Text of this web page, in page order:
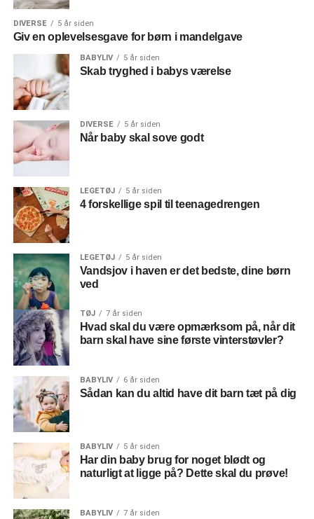
efterligne sine kære i sine lege. Det er nemlig en stor del
af det at udvikle sociale kompetencer og
rolleopmærksomhed. Den slags kan du hjælpe på vej ved
at lege med eller i hvert fald sætte løse rammer for deres
leg. Som oftest er det mere end nok bare at lege med, hvis
de selv henvender sig til dig. Du kan dog også sætte
rammen for deres leg ved at give dem spændende legetøj
såsom et legekøkken eller plastikværktøj.
DIVERSE 5 år siden
Giv en oplevelsesgave for børn i mandelgave
BABYLIV 5 år siden
Skab tryghed i babys værelse
DIVERSE 5 år siden
Når baby skal sove godt
LEGETØJ 5 år siden
4 forskellige spil til teenagedrengen
LEGETØJ 5 år siden
Vandsjov i haven er det bedste, dine børn
ved
TØJ 7 år siden
Hvad skal du være opmærksom på, når dit
barn skal have sine første vinterstøvler?
BABYLIV 6 år siden
Sådan kan du altid have dit barn tæt på dig
BABYLIV 5 år siden
Har din baby brug for noget blødt og
naturligt at ligge på? Dette skal du prøve!
BABYLIV 7 år siden